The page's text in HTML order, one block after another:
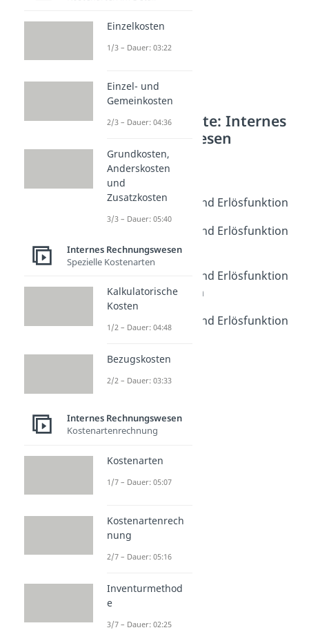
Weitere Inhalte: Internes
Rechnungswesen
Kostenfunktionen
Kostenfunktion
Dauer: 03:23
Gewinnfunktion und Erlösfunktion
Dauer: 03:32
Gewinnfunktion und Erlösfunktion
Übungsaufgabe
Dauer: 02:54
Gewinnfunktion und Erlösfunktion
Verständnisfragen
Dauer: 06:06
Gewinnfunktion und Erlösfunktion
Einzelkosten
1/3 – Dauer: 03:22
Einzel- und
Gemeinkosten
2/3 – Dauer: 04:36
Grundkosten,
Anderskosten
und
Zusatzkosten
3/3 – Dauer: 05:40
Internes Rechnungswesen
Spezielle Kostenarten
Kalkulatorische
Kosten
1/2 – Dauer: 04:48
Bezugskosten
2/2 – Dauer: 03:33
Internes Rechnungswesen
Kostenartenrechnung
Kostenarten
1/7 – Dauer: 05:07
Kostenartenrech
nung
2/7 – Dauer: 05:16
Inventurmethod
e
3/7 – Dauer: 02:25